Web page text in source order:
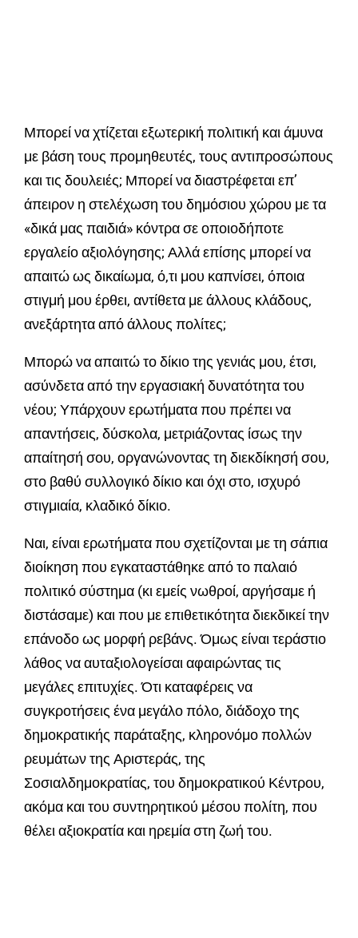
Μπορεί να χτίζεται εξωτερική πολιτική και άμυνα
με βάση τους προμηθευτές, τους αντιπροσώπους
και τις δουλειές; Μπορεί να διαστρέφεται επ’
άπειρον η στελέχωση του δημόσιου χώρου με τα
«δικά μας παιδιά» κόντρα σε οποιοδήποτε
εργαλείο αξιολόγησης; Αλλά επίσης μπορεί να
απαιτώ ως δικαίωμα, ό,τι μου καπνίσει, όποια
στιγμή μου έρθει, αντίθετα με άλλους κλάδους,
ανεξάρτητα από άλλους πολίτες;
Μπορώ να απαιτώ το δίκιο της γενιάς μου, έτσι,
ασύνδετα από την εργασιακή δυνατότητα του
νέου; Υπάρχουν ερωτήματα που πρέπει να
απαντήσεις, δύσκολα, μετριάζοντας ίσως την
απαίτησή σου, οργανώνοντας τη διεκδίκησή σου,
στο βαθύ συλλογικό δίκιο και όχι στο, ισχυρό
στιγμιαία, κλαδικό δίκιο.
Ναι, είναι ερωτήματα που σχετίζονται με τη σάπια
διοίκηση που εγκαταστάθηκε από το παλαιό
πολιτικό σύστημα (κι εμείς νωθροί, αργήσαμε ή
διστάσαμε) και που με επιθετικότητα διεκδικεί την
επάνοδο ως μορφή ρεβάνς. Όμως είναι τεράστιο
λάθος να αυταξιολογείσαι αφαιρώντας τις
μεγάλες επιτυχίες. Ότι καταφέρεις να
συγκροτήσεις ένα μεγάλο πόλο, διάδοχο της
δημοκρατικής παράταξης, κληρονόμο πολλών
ρευμάτων της Αριστεράς, της
Σοσιαλδημοκρατίας, του δημοκρατικού Κέντρου,
ακόμα και του συντηρητικού μέσου πολίτη, που
θέλει αξιοκρατία και ηρεμία στη ζωή του.